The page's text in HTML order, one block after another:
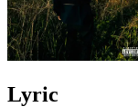
Lyric